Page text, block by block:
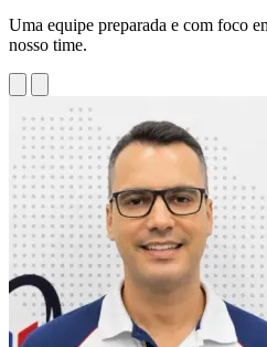
Uma equipe preparada e com foco
nosso time.